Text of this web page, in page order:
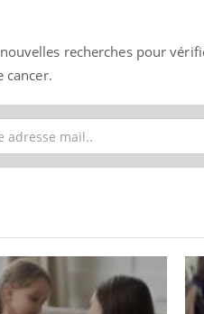
recherches pour
cancer.